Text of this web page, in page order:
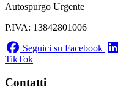
Autospurgo Urgente
P.IVA: 13842801006
Seguici su Facebook
TikTok
Contatti